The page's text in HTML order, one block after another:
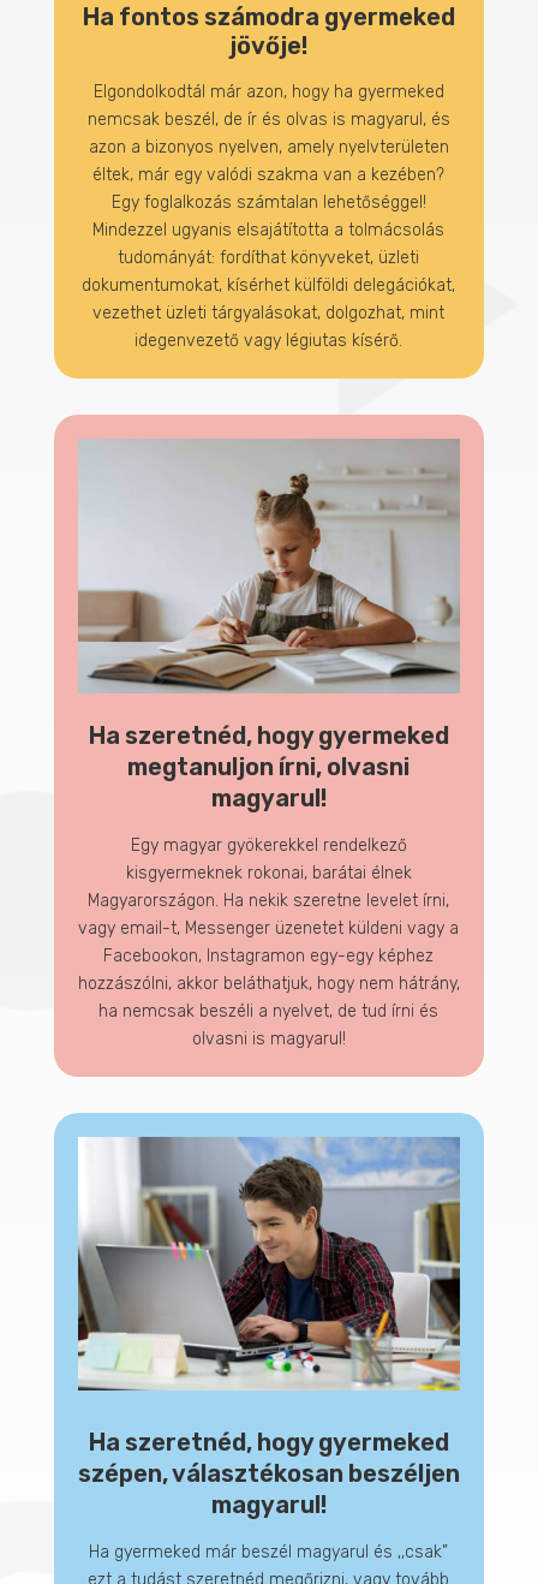
Ha fontos számodra gyermeked
jövője!
Elgondolkodtál már azon, hogy ha gyermeked
nemcsak beszél, de ír és olvas is magyarul, és
azon a bizonyos nyelven, amely nyelvterületen
éltek, már egy valódi szakma van a kezében?
Egy foglalkozás számtalan lehetőséggel!
Mindezzel ugyanis elsajátította a tolmácsolás
tudományát: fordíthat könyveket, üzleti
dokumentumokat, kísérhet külföldi delegációkat,
vezethet üzleti tárgyalásokat, dolgozhat, mint
idegenvezető vagy légiutas kísérő.
Ha szeretnéd, hogy gyermeked
megtanuljon írni, olvasni
magyarul!
Egy magyar gyökerekkel rendelkező
kisgyermeknek rokonai, barátai élnek
Magyarországon. Ha nekik szeretne levelet írni,
vagy email-t, Messenger üzenetet küldeni vagy a
Facebookon, Instagramon egy-egy képhez
hozzászólni, akkor beláthatjuk, hogy nem hátrány,
ha nemcsak beszéli a nyelvet, de tud írni és
olvasni is magyarul!
Ha szeretnéd, hogy gyermeked
szépen, választékosan beszéljen
magyarul!
Ha gyermeked már beszél magyarul és ,,csak”